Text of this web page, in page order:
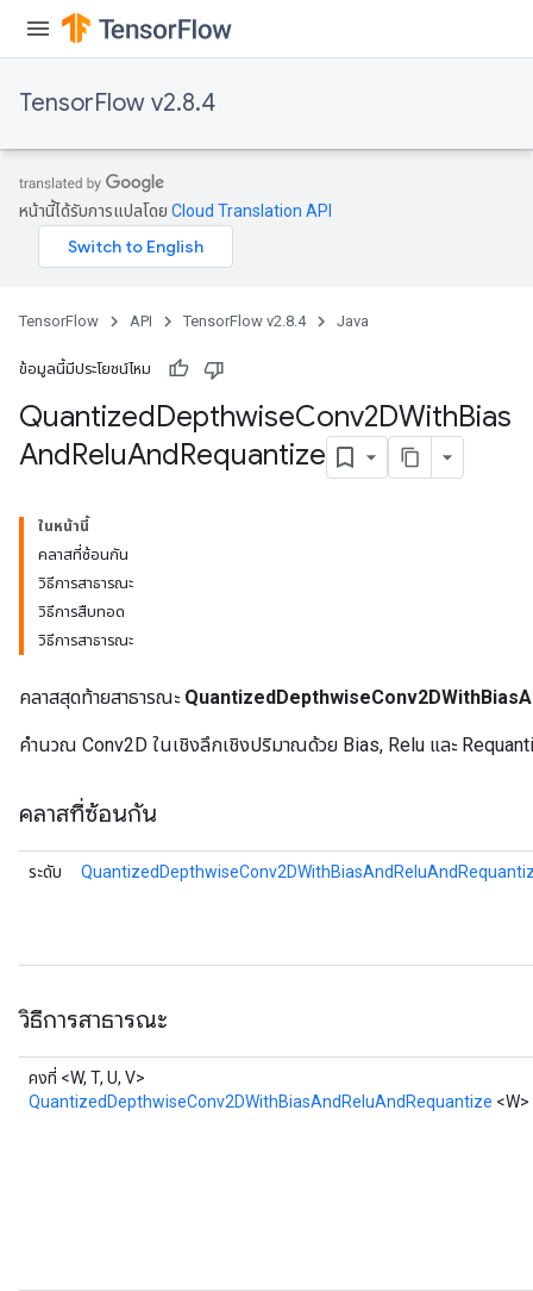
TensorFlow v2.8.4
หน้านี้ได้รับการแปลโดย Cloud Translation API
TensorFlow API TensorFlow v2.8.4 Java
ข้อมูลนี้มีประโยชน์ไหม
QuantizedDepthwiseConv2DWithBias
AndReluAndRequantize
ในหน้านี้
คลาสที่ซ้อนกัน
วิธีการสาธารณะ
วิธีการสืบทอด
วิธีการสาธารณะ
คลาสสุดท้ายสาธารณะ
คำนวณ Conv2D ในเชิงลึกเชิงปริมาณด้วย Bias, Relu และ
คลาสที่ซ้อนกัน
ระดับ
วิธีการสาธารณะ
คงที่ <W, T, U, V>
QuantizedDepthwiseConv2DWithBiasAndReluAndRequantize <W>